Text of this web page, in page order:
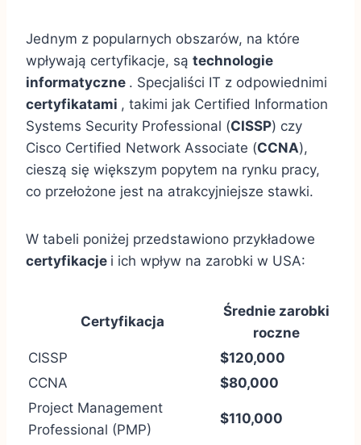
Jednym z popularnych obszarów, na które
wpływają certyfikacje, są technologie
informatyczne . Specjaliści IT z odpowiednimi
certyfikatami , takimi jak Certified Information
Systems Security Professional (CISSP) czy
Cisco Certified Network Associate (CCNA),
cieszą się większym popytem na rynku pracy,
co przełożone jest na atrakcyjniejsze stawki.
W tabeli poniżej przedstawiono przykładowe
certyfikacje i ich wpływ na zarobki w USA:
Certyfikacja
Średnie zarobki
roczne
CISSP
$120,000
CCNA
$80,000
Project Management
Professional (PMP)
$110,000